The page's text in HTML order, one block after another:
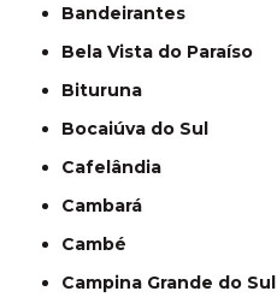
Bandeirantes
Bela Vista do Paraíso
Bituruna
Bocaiúva do Sul
Cafelândia
Cambará
Cambé
Campina Grande do Sul